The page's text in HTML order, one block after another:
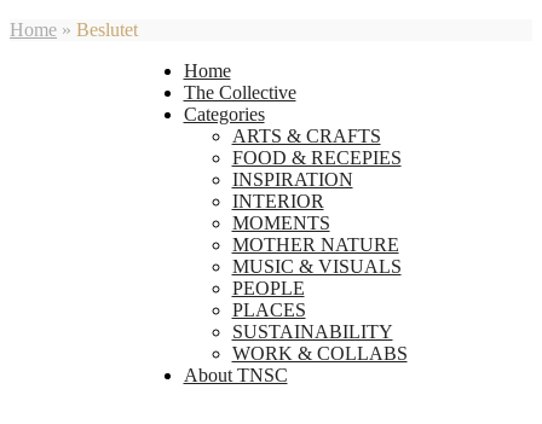
Home » Beslutet
Home
The Collective
Categories
ARTS & CRAFTS
FOOD & RECEPIES
INSPIRATION
INTERIOR
MOMENTS
MOTHER NATURE
MUSIC & VISUALS
PEOPLE
PLACES
SUSTAINABILITY
WORK & COLLABS
About TNSC